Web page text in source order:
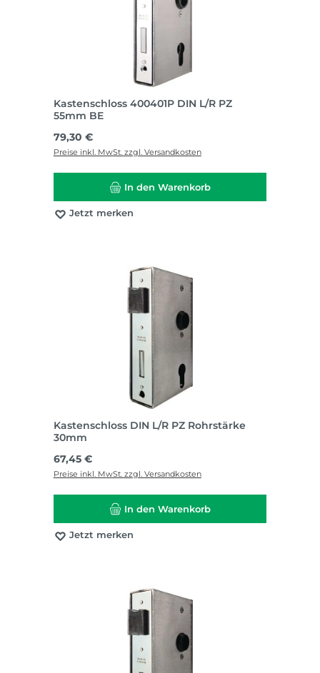
Kastenschloss 400401P DIN L/R PZ
55mm BE
Regulärer Preis:
79,30 €
Preise inkl. MwSt. zzgl. Versandkosten
In den Warenkorb
Jetzt merken
Kastenschloss DIN L/R PZ Rohrstärke
30mm
Regulärer Preis:
67,45 €
Preise inkl. MwSt. zzgl. Versandkosten
In den Warenkorb
Jetzt merken